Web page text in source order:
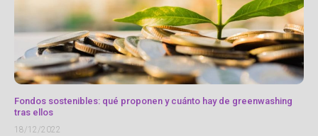
Fondos sostenibles: qué proponen y cuánto hay de greenwashing
tras ellos
18/12/2022